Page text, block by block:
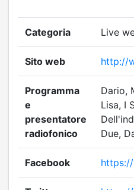
Categoria Live
Sito web http://
Programma
e
presentatore
radiofonico
Dario,
Lisa, I
Due,
Facebook